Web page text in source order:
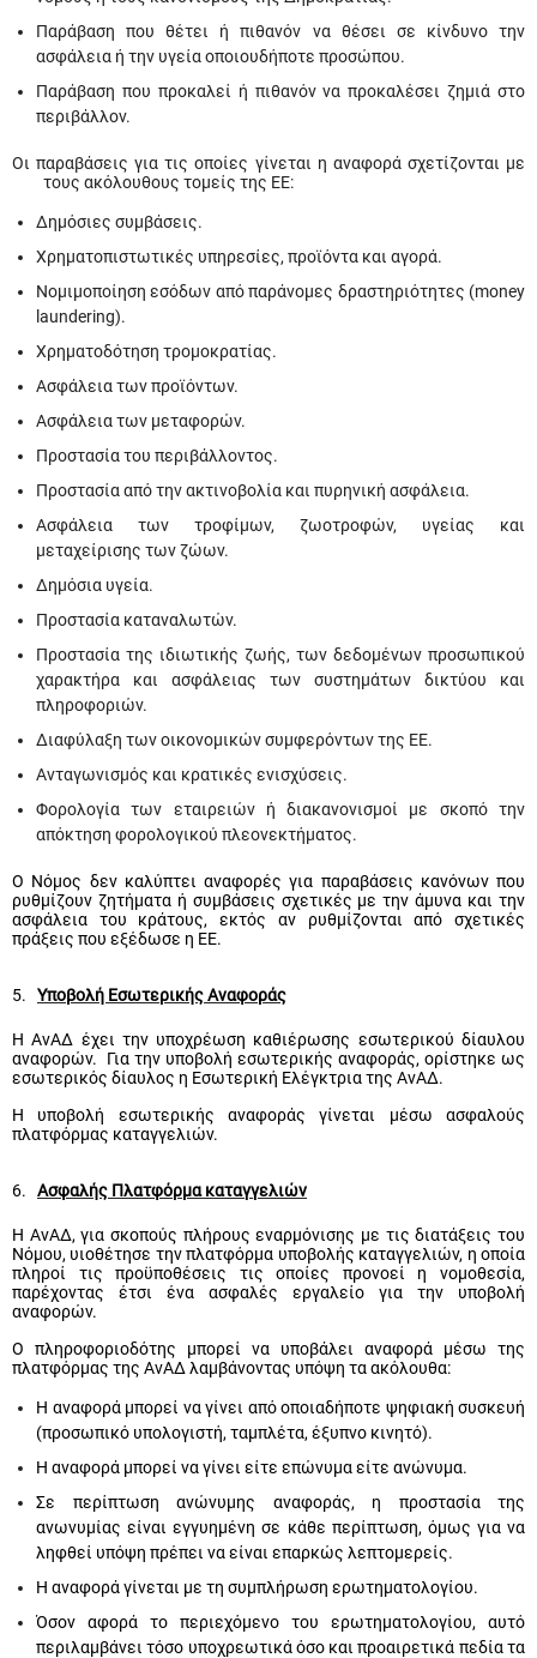
Παράβαση που θέτει ή πιθανόν να θέσει σε κίνδυνο την
ασφάλεια ή την υγεία οποιουδήποτε προσώπου.
Παράβαση που προκαλεί ή πιθανόν να προκαλέσει ζημιά στο
περιβάλλον.
Οι παραβάσεις για τις οποίες γίνεται η αναφορά σχετίζονται με
τους ακόλουθους τομείς της ΕΕ:
Δημόσιες συμβάσεις.
Χρηματοπιστωτικές υπηρεσίες, προϊόντα και αγορά.
Νομιμοποίηση εσόδων από παράνομες δραστηριότητες (money
laundering).
Χρηματοδότηση τρομοκρατίας.
Ασφάλεια των προϊόντων.
Ασφάλεια των μεταφορών.
Προστασία του περιβάλλοντος.
Προστασία από την ακτινοβολία και πυρηνική ασφάλεια.
Ασφάλεια των τροφίμων, ζωοτροφών, υγείας και
μεταχείρισης των ζώων.
Δημόσια υγεία.
Προστασία καταναλωτών.
Προστασία της ιδιωτικής ζωής, των δεδομένων προσωπικού
χαρακτήρα και ασφάλειας των συστημάτων δικτύου και
πληροφοριών.
Διαφύλαξη των οικονομικών συμφερόντων της ΕΕ.
Ανταγωνισμός και κρατικές ενισχύσεις.
Φορολογία των εταιρειών ή διακανονισμοί με σκοπό την
απόκτηση φορολογικού πλεονεκτήματος.
Ο Νόμος δεν καλύπτει αναφορές για παραβάσεις κανόνων που
ρυθμίζουν ζητήματα ή συμβάσεις σχετικές με την άμυνα και την
ασφάλεια του κράτους, εκτός αν ρυθμίζονται από σχετικές
πράξεις που εξέδωσε η ΕΕ.
5. Υποβολή Εσωτερικής Αναφοράς
Η ΑνΑΔ έχει την υποχρέωση καθιέρωσης εσωτερικού δίαυλου
αναφορών. Για την υποβολή εσωτερικής αναφοράς, ορίστηκε ως
εσωτερικός δίαυλος η Εσωτερική Ελέγκτρια της ΑνΑΔ.
Η υποβολή εσωτερικής αναφοράς γίνεται μέσω ασφαλούς
πλατφόρμας καταγγελιών.
6. Ασφαλής Πλατφόρμα καταγγελιών
Η ΑνΑΔ, για σκοπούς πλήρους εναρμόνισης με τις διατάξεις του
Νόμου, υιοθέτησε την πλατφόρμα υποβολής καταγγελιών, η οποία
πληροί τις προϋποθέσεις τις οποίες προνοεί η νομοθεσία,
παρέχοντας έτσι ένα ασφαλές εργαλείο για την υποβολή
αναφορών.
Ο πληροφοριοδότης μπορεί να υποβάλει αναφορά μέσω της
πλατφόρμας της ΑνΑΔ λαμβάνοντας υπόψη τα ακόλουθα:
Η αναφορά μπορεί να γίνει από οποιαδήποτε ψηφιακή συσκευή
(προσωπικό υπολογιστή, ταμπλέτα, έξυπνο κινητό).
Η αναφορά μπορεί να γίνει είτε επώνυμα είτε ανώνυμα.
Σε περίπτωση ανώνυμης αναφοράς, η προστασία της
ανωνυμίας είναι εγγυημένη σε κάθε περίπτωση, όμως για να
ληφθεί υπόψη πρέπει να είναι επαρκώς λεπτομερείς.
Η αναφορά γίνεται με τη συμπλήρωση ερωτηματολογίου.
Όσον αφορά το περιεχόμενο του ερωτηματολογίου, αυτό
περιλαμβάνει τόσο υποχρεωτικά όσο και προαιρετικά πεδία τα